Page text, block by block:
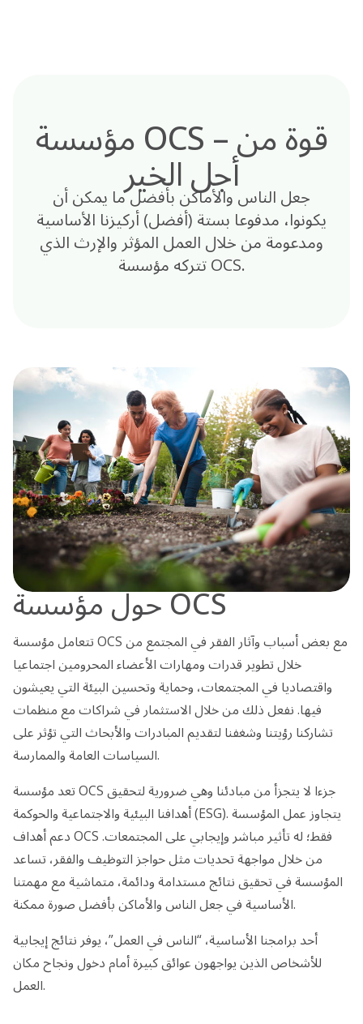
مؤسسة OCS – قوة من
أجل الخير
جعل الناس والأماكن بأفضل ما يمكن أن
يكونوا، مدفوعا بستة (أفضل) أركيزنا الأساسية
ومدعومة من خلال العمل المؤثر والإرث الذي
تتركه مؤسسة OCS.
حول مؤسسة OCS
تتعامل مؤسسة OCS مع بعض أسباب وآثار الفقر في المجتمع من
خلال تطوير قدرات ومهارات الأعضاء المحرومين اجتماعيا
واقتصاديا في المجتمعات، وحماية وتحسين البيئة التي يعيشون
فيها. نفعل ذلك من خلال الاستثمار في شراكات مع منظمات
تشاركنا رؤيتنا وشغفنا لتقديم المبادرات والأبحاث التي تؤثر على
السياسات العامة والممارسة.
تعد مؤسسة OCS جزءا لا يتجزأ من مبادئنا وهي ضرورية لتحقيق
أهدافنا البيئية والاجتماعية والحوكمة (ESG). يتجاوز عمل المؤسسة
دعم أهداف OCS فقط؛ له تأثير مباشر وإيجابي على المجتمعات.
من خلال مواجهة تحديات مثل حواجز التوظيف والفقر، تساعد
المؤسسة في تحقيق نتائج مستدامة ودائمة، متماشية مع مهمتنا
الأساسية في جعل الناس والأماكن بأفضل صورة ممكنة.
أحد برامجنا الأساسية، “الناس في العمل”، يوفر نتائج إيجابية
للأشخاص الذين يواجهون عوائق كبيرة أمام دخول ونجاح مكان
العمل.